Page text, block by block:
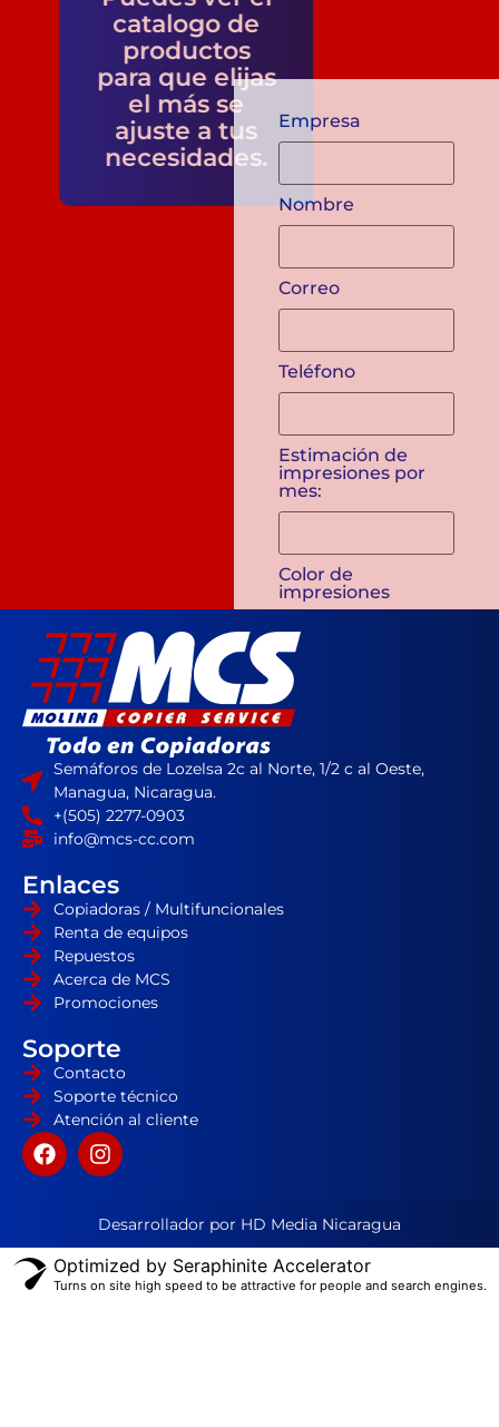
catalogo de
productos
para que elijas
el más se
ajuste a tus
necesidades.
Correo
Teléfono
Estimación de
impresiones por
impresiones
Semáforos de Lozelsa 2c al Norte, 1/2 c al Oeste,
Managua, Nicaragua.
+(505) 2277-0903
info@mcs-cc.com
Enlaces
Copiadoras / Multifuncionales
Renta de equipos
Repuestos
Acerca de MCS
Promociones
Soporte
Contacto
Soporte técnico
Atención al cliente
Desarrollador por HD Media Nicaragua
Optimized by Seraphinite Accelerator
Turns on site high speed to be attractive for people and search engines.